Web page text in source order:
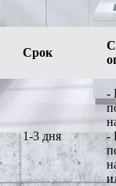
Срок
1-3 дня
-
-